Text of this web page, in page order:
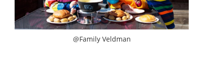
@Family Veldman